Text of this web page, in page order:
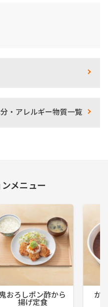
・アレルギー物質一覧
メニュー
鬼おろしポン酢から
揚げ定食
か